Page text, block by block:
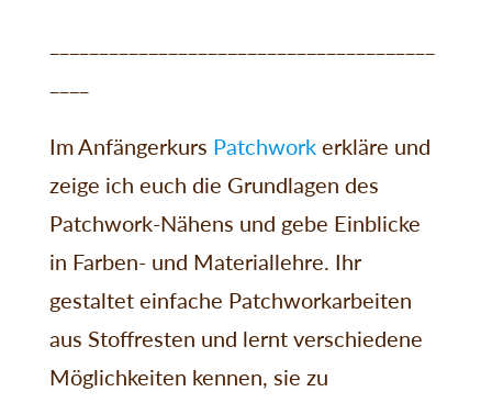
Im Anfängerkurs Patchwork erkläre und
zeige ich euch die Grundlagen des
Patchwork-Nähens und gebe Einblicke
in Farben- und Materiallehre. Ihr
gestaltet einfache Patchworkarbeiten
aus Stoffresten und lernt verschiedene
Möglichkeiten kennen, sie zu